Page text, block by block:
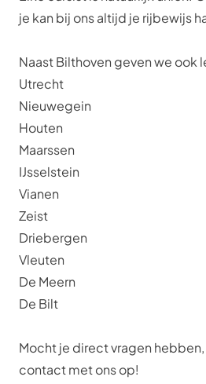
je kan bij ons altijd je rijbewijs
Naast Bilthoven geven we ook
Utrecht
Nieuwegein
Houten
Maarssen
IJsselstein
Vianen
Zeist
Driebergen
Vleuten
De Meern
De Bilt
Mocht je direct vragen
contactmet ons op!